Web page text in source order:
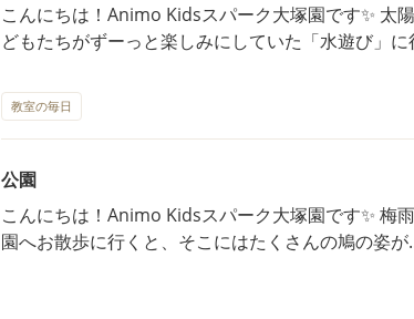
こんにちは！Animo Kidsスパーク大塚園です✨ 太陽がまぶしい季節、子
どもたちがずーっと楽しみにしていた「水遊び」
水まだかな〜？」とじーっと地面を見つめている
飛び出し、子どもたちは「わあぁー！」と大喜び😆 湧き出てくるお水を
足で踏んでパシャパシャとしぶきをあげたり、手
と手を伸ばしてみたり。お水がかかるたびに、キ
くさん見られました。 最初はちょっぴりドキドキして遠くから見ていた子
も、お友だちが楽しそうに遊ぶ姿を見て、最後には
込んでいく場面も！ この時季ならではの特別な体験
り満喫した一日になりました🎐 🌈──────────────────────────
──────🌈 当園では、未就園のお子さまも安心し
教室の毎日
公園
こんにちは！Animo Kidsスパーク大塚園です✨ 梅雨明け前にみんなで公
園へお散歩に行くと、そこにはたくさんの鳩の姿
は一瞬でロックオン。 「あ！ハトさんいっぱいい